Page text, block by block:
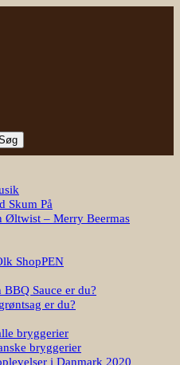
Skum På
Øltwist – Merry Beermas
ShopPEN
Sauce er du?
er du?
bryggerier
bryggerier
i Danmark 2020